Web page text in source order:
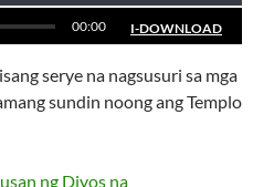
00:00 I-DOWNLOAD
serye na nagsusuri sa mga
sundin noong ang Templo
ng Diyos na